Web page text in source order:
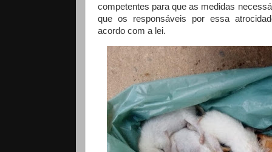
competentes para que as medidas
que os responsáveis por essa
acordo com a lei.